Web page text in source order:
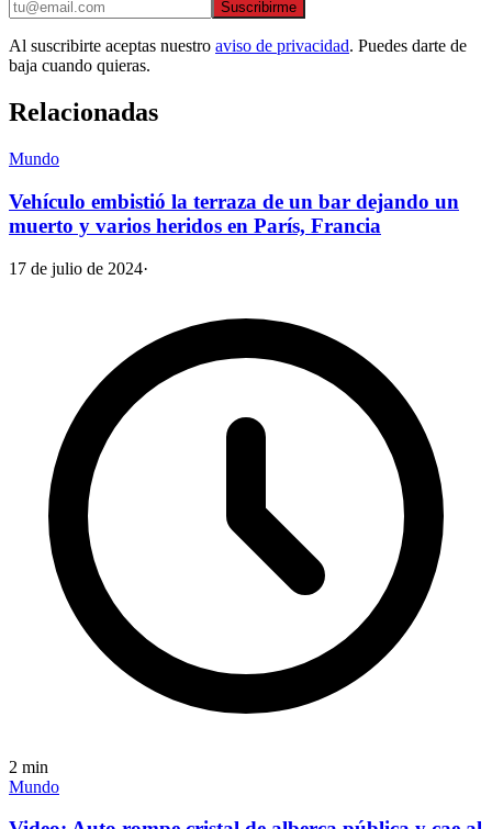
Suscribirme
Al suscribirte aceptas nuestro aviso de privacidad. Puedes darte de
baja cuando quieras.
Relacionadas
Mundo
Vehículo embistió la terraza de un bar dejando un
muerto y varios heridos en París, Francia
17 de julio de 2024·
2 min
Mundo